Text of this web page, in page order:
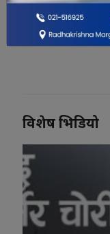
ल्याप्रोस्कोपिक शल्यक्रिया
सेवा सुरु
विशेष भिडियो